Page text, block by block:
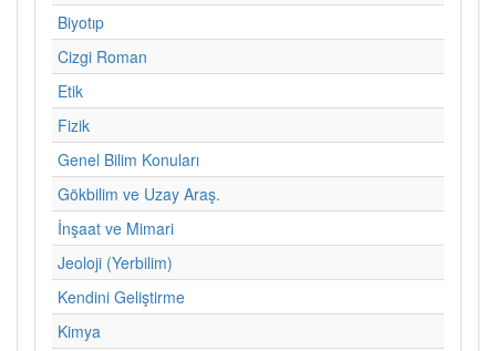
Biyotıp
Cizgi Roman
Etik
Fizik
Genel Bilim Konuları
Gökbilim ve Uzay Araş.
İnşaat ve Mimari
Jeoloji (Yerbilim)
Kendini Geliştirme
Kimya